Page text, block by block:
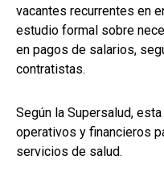
vacantes recurrentes en
estudio formal sobre
en pagos de salarios,
contratistas.
Según la Supersalud,
operativos y financieros
servicios de salud.